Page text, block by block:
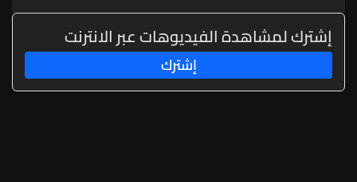
إشترك لمشاهدة الفيديوهات عبر الانترنت
إشترك